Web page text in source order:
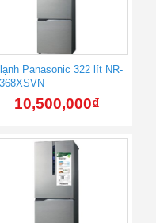
Panasonic 322 lít NR-
10,500,000₫